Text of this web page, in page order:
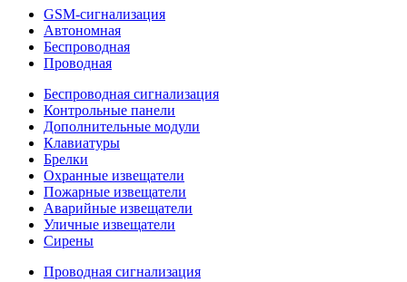
GSM-сигнализация
Автономная
Беспроводная
Проводная
Беспроводная сигнализация
Контрольные панели
Дополнительные модули
Клавиатуры
Брелки
Охранные извещатели
Пожарные извещатели
Аварийные извещатели
Уличные извещатели
Сирены
Проводная сигнализация